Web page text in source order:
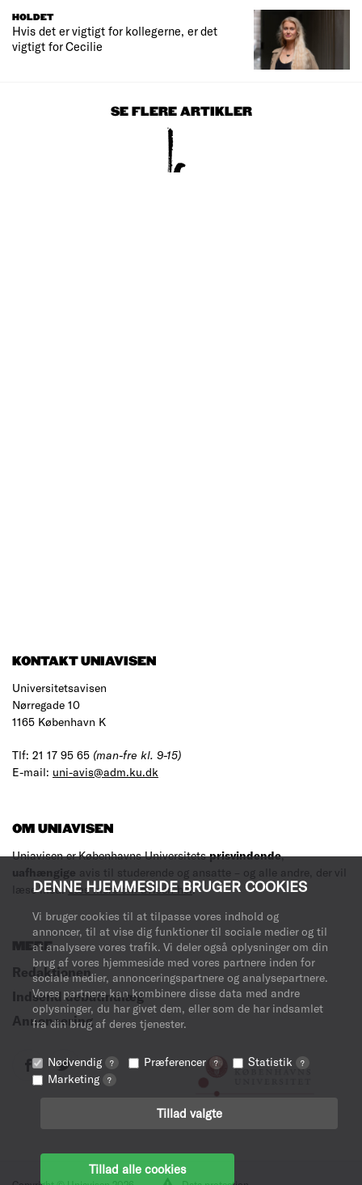
DENNE HJEMMESIDE BRUGER COOKIES
Vi bruger cookies til at tilpasse vores indhold og
annoncer, til at vise dig funktioner til sociale medier og til
at analysere vores trafik. Vi deler også oplysninger om din
brug af vores hjemmeside med vores partnere inden for
sociale medier, annonceringspartnere og analysepartnere.
Vores partnere kan kombinere disse data med andre
oplysninger, du har givet dem, eller som de har indsamlet
fra din brug af deres tjenester.
Nødvendig ? Præferencer ? Statistik ?
Marketing ?
Tillad valgte
Tillad alle cookies
HOLDET
Hvis det er vigtigt for kollegerne, er det
vigtigt for Cecilie
SE FLERE ARTIKLER
KONTAKT UNIAVISEN
Universitetsavisen
Nørregade 10
1165 København K
Tlf: 21 17 95 65 (man-fre kl. 9-15)
E-mail: uni-avis@adm.ku.dk
OM UNIAVISEN
Uniavisen er Københavns Universitetsprisvindende,
uafhængige avis til studerende og ansatte – og alle andre, der vil
læse med.Læs mere om avisen her.
MERE
Redaktionen
Indsend debatindlæg
Annoncering